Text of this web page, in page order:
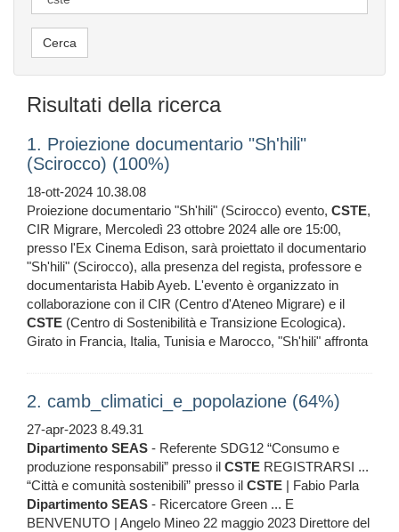
Risultati della ricerca
1. Proiezione documentario "Sh'hili"
(Scirocco) (100%)
18-ott-2024 10.38.08
Proiezione documentario "Sh'hili" (Scirocco) evento, CSTE,
CIR Migrare, Mercoledì 23 ottobre 2024 alle ore 15:00,
presso l'Ex Cinema Edison, sarà proiettato il documentario
"Sh'hili" (Scirocco), alla presenza del regista, professore e
documentarista Habib Ayeb. L'evento è organizzato in
collaborazione con il CIR (Centro d'Ateneo Migrare) e il
CSTE (Centro di Sostenibilità e Transizione Ecologica).
Girato in Francia, Italia, Tunisia e Marocco, "Sh'hili" affronta
2. camb_climatici_e_popolazione (64%)
27-apr-2023 8.49.31
Dipartimento SEAS - Referente SDG12 “Consumo e
produzione responsabili” presso il CSTE REGISTRARSI ...
“Città e comunità sostenibili” presso il CSTE | Fabio Parla
Dipartimento SEAS - Ricercatore Green ... E
BENVENUTO | Angelo Mineo 22 maggio 2023 Direttore del